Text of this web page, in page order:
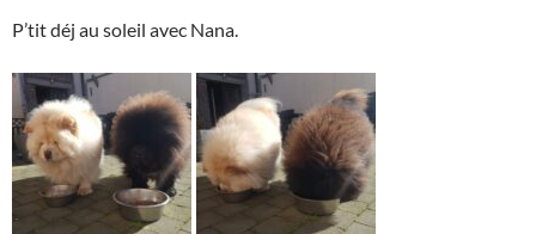
P’tit déj au soleil avec Nana.